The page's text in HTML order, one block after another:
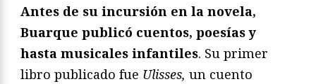
Antes de su incursión en la novela,
Buarque publicó cuentos, poesías y
hasta musicales infantiles. Su primer
libro publicado fue Ulisses, un cuento